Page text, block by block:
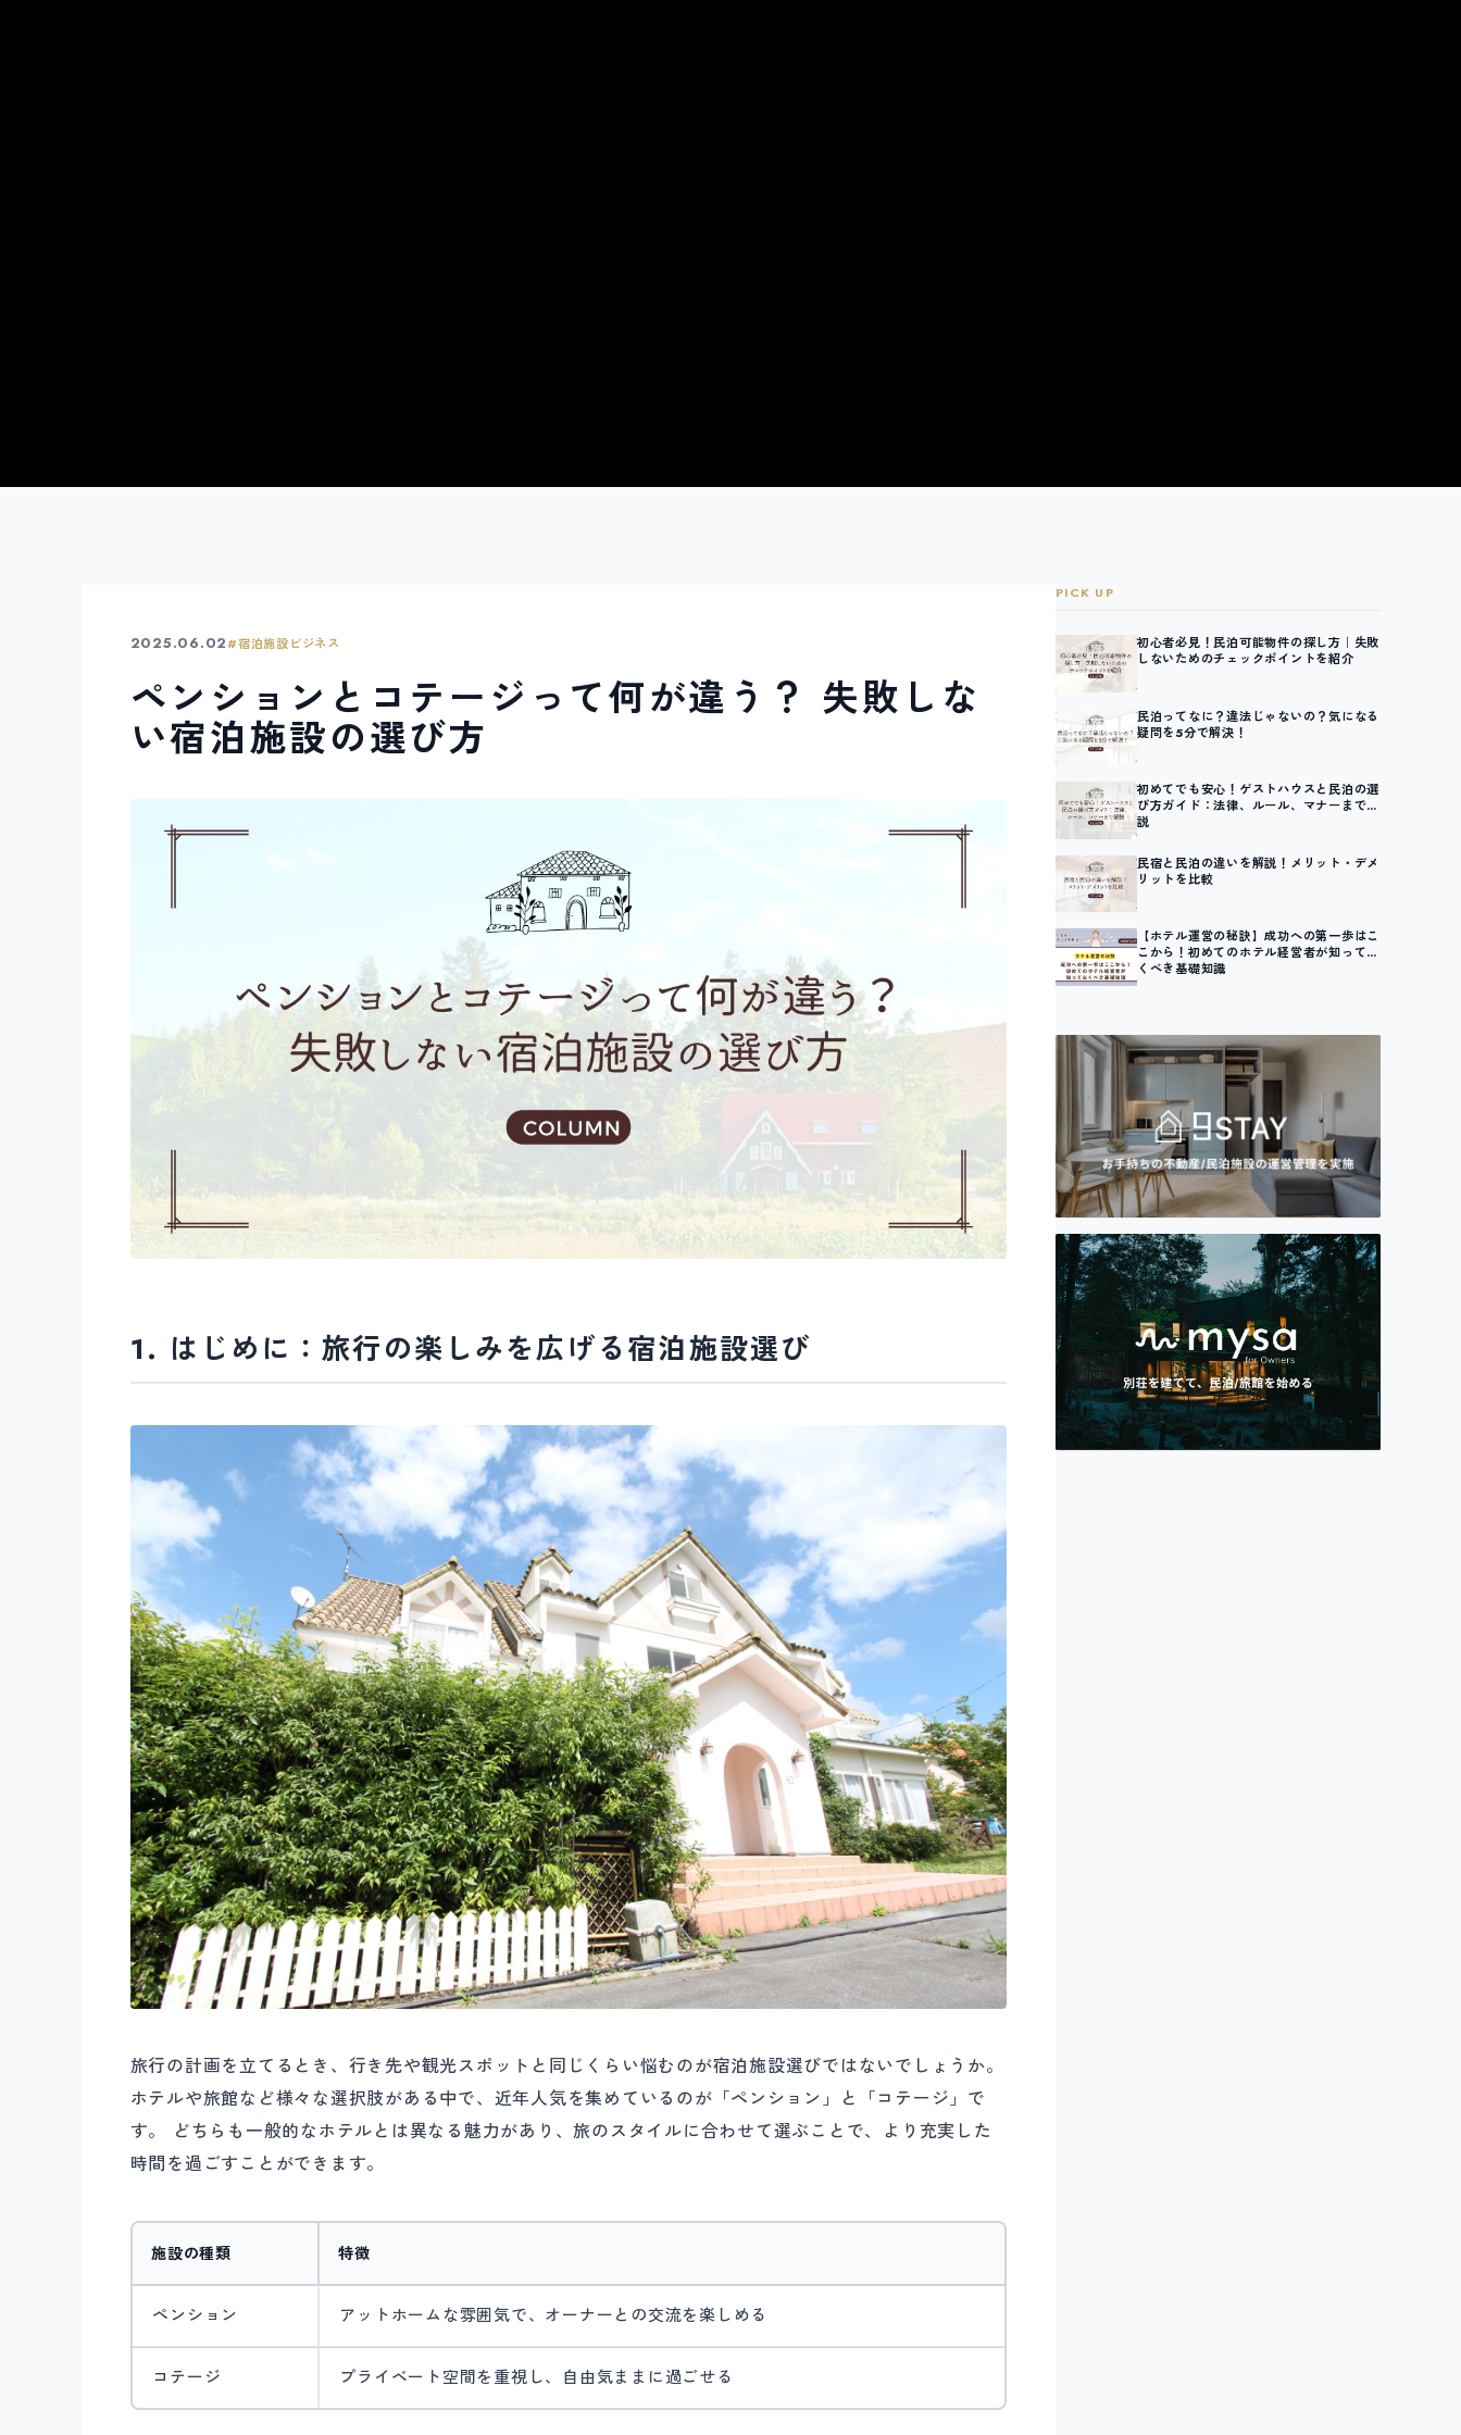
2025.06.02#宿泊施設ビジネス
ペンションとコテージって何が違う？ 失敗しな
い宿泊施設の選び方
1. はじめに：旅行の楽しみを広げる宿泊施設選び
旅行の計画を立てるとき、行き先や観光スポットと同じくらい悩むのが宿泊施設選びではないでしょうか。
ホテルや旅館など様々な選択肢がある中で、近年人気を集めているのが「ペンション」と「コテージ」で
す。 どちらも一般的なホテルとは異なる魅力があり、旅のスタイルに合わせて選ぶことで、より充実した
時間を過ごすことができます。
施設の種類 特徴
ペンション アットホームな雰囲気で、オーナーとの交流を楽しめる
コテージ プライベート空間を重視し、自由気ままに過ごせる
PICK UP
初心者必見！民泊可能物件の探し方｜失敗
しないためのチェックポイントを紹介
民泊ってなに？違法じゃないの？気になる
疑問を5分で解決！
初めてでも安心！ゲストハウスと民泊の選
び方ガイド：法律、ルール、マナーまで解
説
民宿と民泊の違いを解説！メリット・デメ
リットを比較
【ホテル運営の秘訣】成功への第一歩はこ
こから！初めてのホテル経営者が知ってお
くべき基礎知識